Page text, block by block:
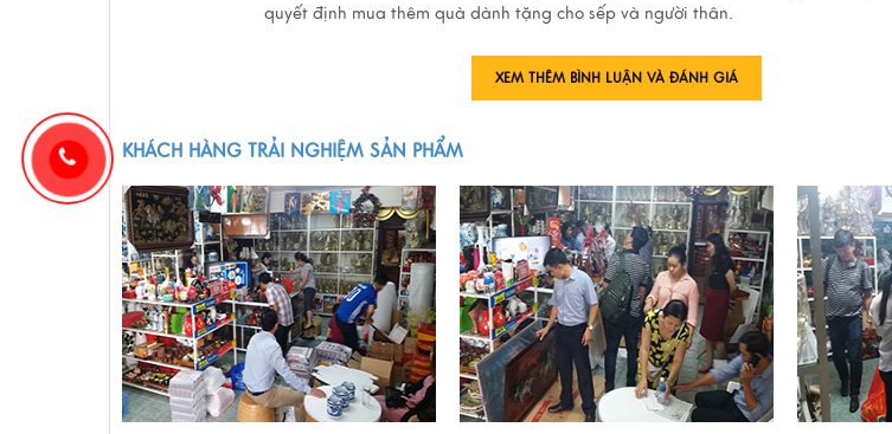
quyết định mua thêm quà dành tặng cho sếp và người thân.
XEM THÊM BÌNH LUẬN VÀ ĐÁNH GIÁ
KHÁCH HÀNG TRẢI NGHIỆM SẢN PHẨM